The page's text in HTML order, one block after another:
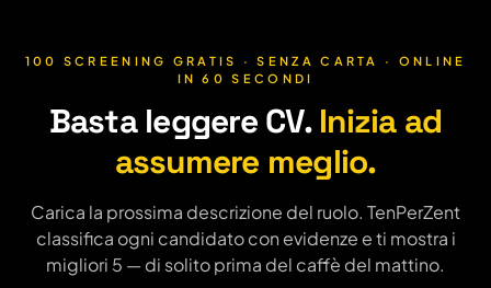
100 SCREENING GRATIS · SENZA CARTA · ONLINE
IN 60 SECONDI
Basta leggere CV. Inizia ad
assumere meglio.
Carica la prossima descrizione del ruolo. TenPerZent
classifica ogni candidato con evidenze e ti mostra i
migliori 5 — di solito prima del caffè del mattino.